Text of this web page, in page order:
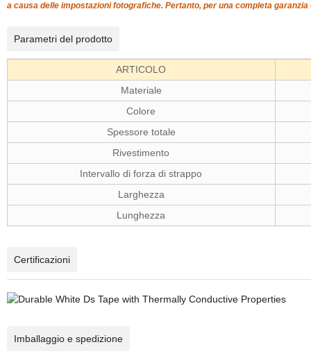
a causa delle impostazioni fotografiche. Pertanto, per una completa
Parametri del prodotto
ARTICOLO
Materiale
Colore
Spessore totale
Rivestimento
Intervallo di forza di strappo
Larghezza
Lunghezza
Certificazioni
Imballaggio e spedizione